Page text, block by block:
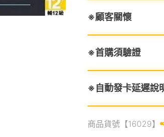
※顧客關懷
※首購須驗證
※自動發卡延遲說
商品貨號【16029】